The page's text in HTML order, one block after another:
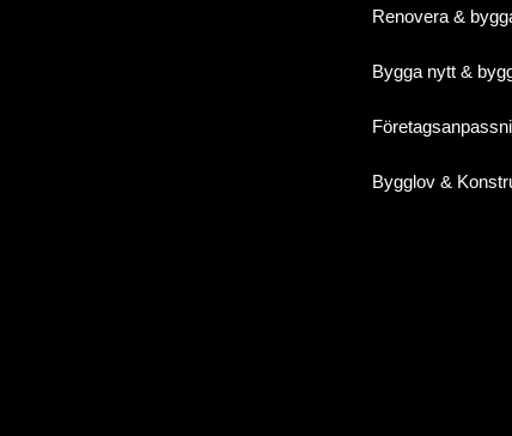
Renovera &
Bygga nytt &
Bygglov &